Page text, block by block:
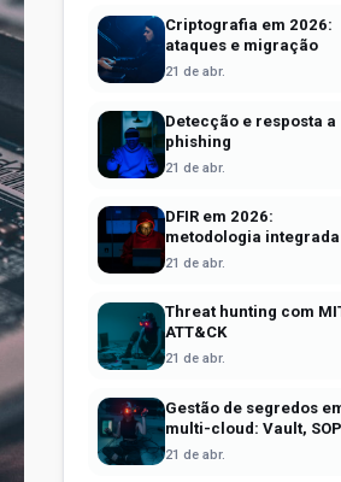
Criptografia em 2026:
ataques e migração
21 de abr.
Detecção e resposta a
phishing
21 de abr.
DFIR em 2026:
metodologia integrada
21 de abr.
Threat hunting com
ATT&CK
21 de abr.
Gestão de segredos
multi-cloud: Vault,
identidade efêmera
21 de abr.